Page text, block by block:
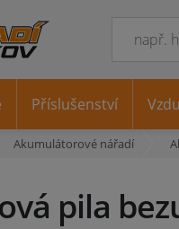
Akumulátorové nářadí
pila
Příslušenství